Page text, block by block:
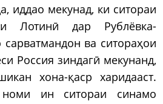
иддао мекунад, ки ситораи
Лотинӣ дар Рублёвка-
сарватмандон ва ситораҳои
Россия зиндагӣ мекунанд,
хона-қаср харидааст.
ин ситораи синамо